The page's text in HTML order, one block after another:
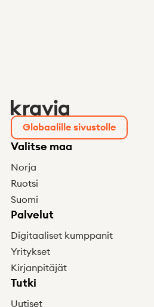
Uutiset
Tietoa meistäApuaQ&A
Ryhdy asiakkaaksiKirjaudu
Vastaanotettu vaatimus?
Globaalille sivustolle
Valitse maa
Norja
Ruotsi
Suomi
Palvelut
Digitaaliset kumppanit
Yritykset
Kirjanpitäjät
Tutki
Uutiset